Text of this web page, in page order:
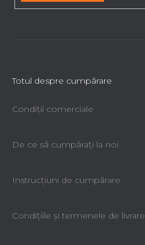
Totul despre cumpărare
Condiții comerciale
De ce să cumpăraţi la noi
Instrucțiuni de cumpărare
Condiţiile şi termenele de livrare